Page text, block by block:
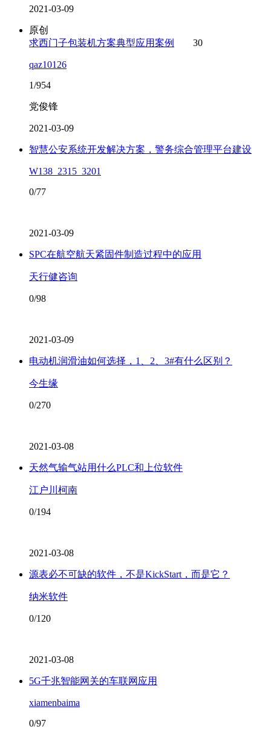
2021-03-09
原创
求西门子包装机方案典型应用案例
30
qaz10126
1/954
党俊锋
2021-03-09
智慧公安系统开发解决方案，警务综合管理平台建设
W138_2315_3201
0/77
2021-03-09
SPC在航空航天紧固件制造过程中的应用
天行健咨询
0/98
2021-03-09
电动机润滑油如何选择，1、2、3#有什么区别？
今生缘
0/270
2021-03-08
天然气输气站用什么PLC和上位软件
江户川柯南
0/194
2021-03-08
源表必不可缺的软件，不是KickStart，而是它？
纳米软件
0/120
2021-03-08
5G千兆智能网关的车联网应用
xiamenbaima
0/97